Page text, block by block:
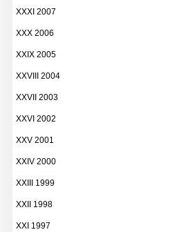
XXXI 2007
XXX 2006
XXIX 2005
XXVIII 2004
XXVII 2003
XXVI 2002
XXV 2001
XXIV 2000
XXIII 1999
XXII 1998
XXI 1997